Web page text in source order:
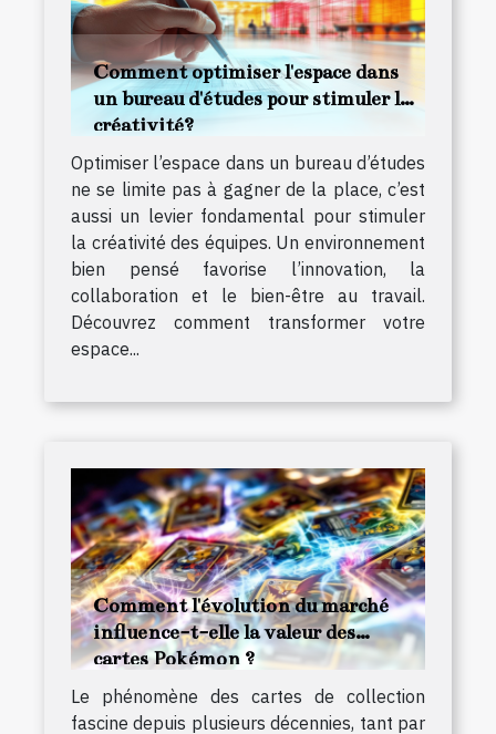
Comment optimiser l'espace dans
un bureau d'études pour stimuler la
créativité?
Optimiser l’espace dans un bureau d’études
ne se limite pas à gagner de la place, c’est
aussi un levier fondamental pour stimuler
la créativité des équipes. Un environnement
bien pensé favorise l’innovation, la
collaboration et le bien-être au travail.
Découvrez comment transformer votre
espace...
Comment l'évolution du marché
influence-t-elle la valeur des
cartes Pokémon ?
Le phénomène des cartes de collection
fascine depuis plusieurs décennies, tant par